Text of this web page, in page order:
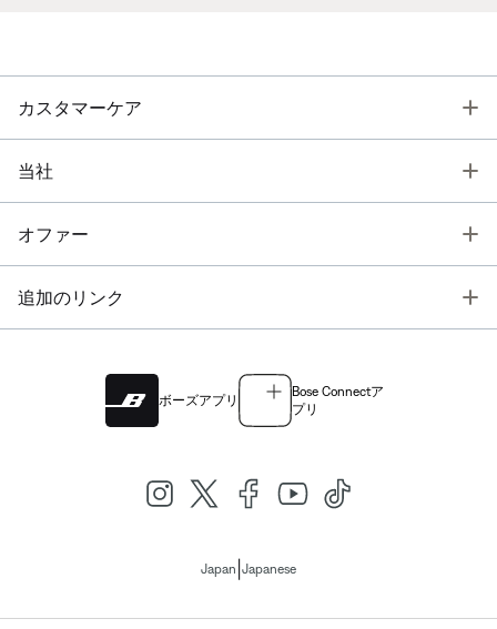
カスタマーケア
当社
オファー
追加のリンク
ボーズアプリ
Bose Connectア
プリ
Japan Japanese